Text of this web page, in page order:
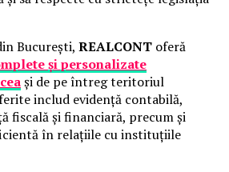
București, REALCONT oferă
și personalizate
și de pe întreg teritoriul
includ evidență contabilă,
fiscală și financiară, precum și
în relațiile cu instituțiile